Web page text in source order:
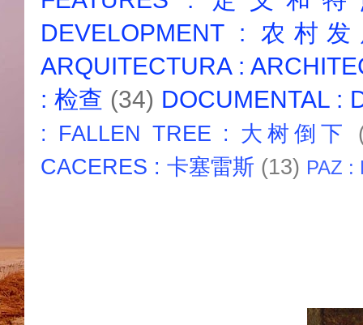
DEVELOPMENT : 农村
ARQUITECTURA :
: 检查 (34) DOCUMENTAL :
: FALLEN TREE : 大树倒下
CACERES : 卡塞雷斯 (13) PAZ :